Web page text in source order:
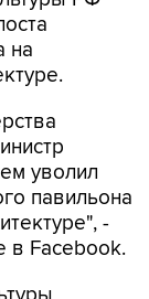
на
уволил
павильона
-
в Facebook.